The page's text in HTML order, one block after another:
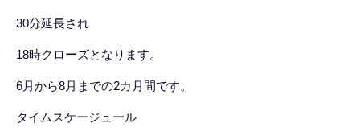
30分延長され
18時クローズとなります。
6月から8月までの2カ月間です。
タイムスケージュール